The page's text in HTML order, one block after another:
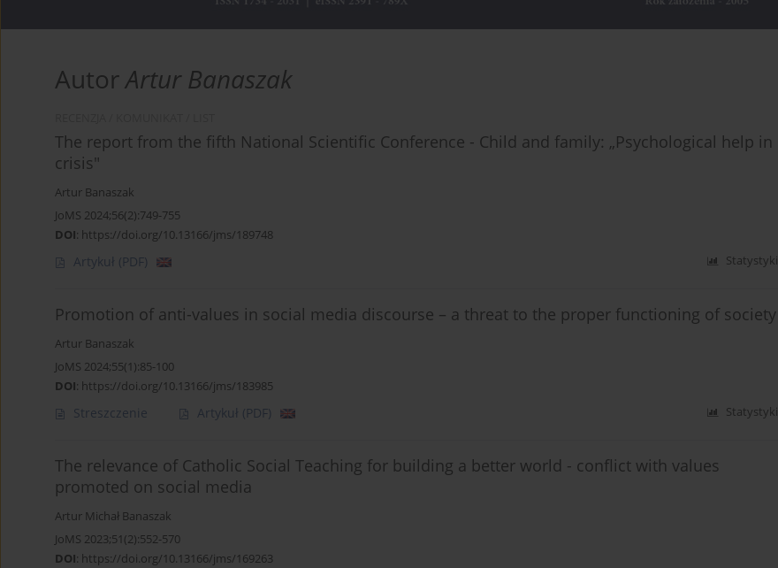
AutorArtur Banaszak
The report from the fifth National Scientific Conference - Child and family: „Psychological help in
crisis"
Artur Banaszak
JoMS 2024;56(2):749-755
DOI: https://doi.org/10.13166/jms/189748
Artykuł (PDF) Statystyki
Promotion of anti-values in social media discourse – a threat to the proper functioning of society
Artur Banaszak
JoMS 2024;55(1):85-100
DOI: https://doi.org/10.13166/jms/183985
Streszczenie Artykuł (PDF) Statystyki
The relevance of Catholic Social Teaching for building a better world - conflict with values
promoted on social media
Artur Michał Banaszak
JoMS 2023;51(2):552-570
DOI: https://doi.org/10.13166/jms/169263